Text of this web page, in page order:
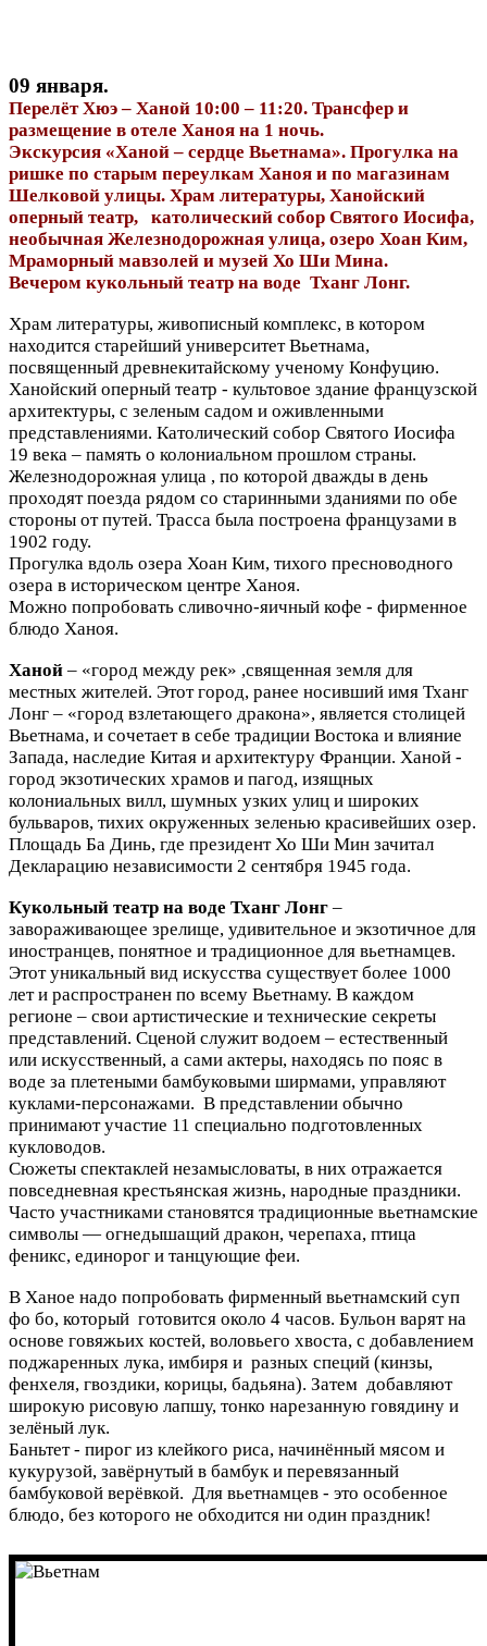
09 января.
Перелёт Хюэ – Ханой 10:00 – 11:20. Трансфер и
размещение в отеле Ханоя на 1 ночь.
Экскурсия «Ханой – сердце Вьетнама». Прогулка на
ришке по старым переулкам Ханоя и по магазинам
Шелковой улицы. Храм литературы, Ханойский
оперный театр, католический собор Святого Иосифа,
необычная Железнодорожная улица, озеро Хоан Ким,
Мраморный мавзолей и музей Хо Ши Мина.
Вечером кукольный театр на воде Тханг Лонг.
Храм литературы, живописный комплекс, в котором
находится старейший университет Вьетнама,
посвященный древнекитайскому ученому Конфуцию.
Ханойский оперный театр - культовое здание французской
архитектуры, с зеленым садом и оживленными
представлениями. Католический собор Святого Иосифа
19 века – память о колониальном прошлом страны.
Железнодорожная улица , по которой дважды в день
проходят поезда рядом со старинными зданиями по обе
стороны от путей. Трасса была построена французами в
1902 году.
Прогулка вдоль озера Хоан Ким, тихого пресноводного
озера в историческом центре Ханоя.
Можно попробовать сливочно-яичный кофе - фирменное
блюдо Ханоя.
Ханой – «город между рек» ,священная земля для
местных жителей. Этот город, ранее носивший имя Тханг
Лонг – «город взлетающего дракона», является столицей
Вьетнама, и сочетает в себе традиции Востока и влияние
Запада, наследие Китая и архитектуру Франции. Ханой -
город экзотических храмов и пагод, изящных
колониальных вилл, шумных узких улиц и широких
бульваров, тихих окруженных зеленью красивейших озер.
Площадь Ба Динь, где президент Хо Ши Мин зачитал
Декларацию независимости 2 сентября 1945 года.
Кукольный театр на воде Тханг Лонг –
завораживающее зрелище, удивительное и экзотичное для
иностранцев, понятное и традиционное для вьетнамцев.
Этот уникальный вид искусства существует более 1000
лет и распространен по всему Вьетнаму. В каждом
регионе – свои артистические и технические секреты
представлений. Сценой служит водоем – естественный
или искусственный, а сами актеры, находясь по пояс в
воде за плетеными бамбуковыми ширмами, управляют
куклами-персонажами. В представлении обычно
принимают участие 11 специально подготовленных
кукловодов.
Сюжеты спектаклей незамысловаты, в них отражается
повседневная крестьянская жизнь, народные праздники.
Часто участниками становятся традиционные вьетнамские
символы — огнедышащий дракон, черепаха, птица
феникс, единорог и танцующие феи.
В Ханое надо попробовать фирменный вьетнамский суп
фо бо, который готовится около 4 часов. Бульон варят на
основе говяжьих костей, воловьего хвоста, с добавлением
поджаренных лука, имбиря и разных специй (кинзы,
фенхеля, гвоздики, корицы, бадьяна). Затем добавляют
широкую рисовую лапшу, тонко нарезанную говядину и
зелёный лук.
Баньтет - пирог из клейкого риса, начинённый мясом и
кукурузой, завёрнутый в бамбук и перевязанный
бамбуковой верёвкой. Для вьетнамцев - это особенное
блюдо, без которого не обходится ни один праздник!